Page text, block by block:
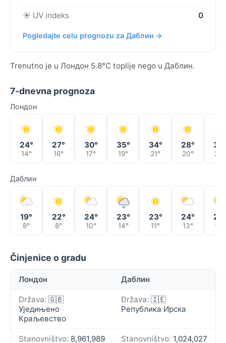
☀️ UV indeks 0
Pogledajte celu prognozu za Даблин →
Trenutno je u Лондон 5.8°C toplije nego u Даблин.
7-dnevna prognoza
Лондон
24°
14°
27°
16°
30°
17°
35°
19°
34°
21°
28°
20° 20°
Даблин
19°
8°
22°
8°
24°
10°
23°
14°
23°
11°
24°
13° 14°
Činjenice o gradu
Лондон Даблин
Država: 🇬🇧
Уједињено
Краљевство
Država: 🇮🇪
Република Ирска
Stanovništvo: 8,961,989 Stanovništvo: 1,024,027